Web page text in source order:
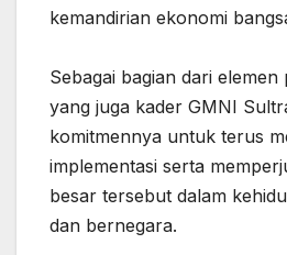
kemandirian ekonomi
‎Sebagai bagian dari
yang juga kader GMNI
komitmennya untuk terus
implementasi serta
besar tersebut dalam
dan bernegara.